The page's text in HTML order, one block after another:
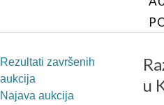
Rezultati završenih
aukcija
Najava aukcija
u